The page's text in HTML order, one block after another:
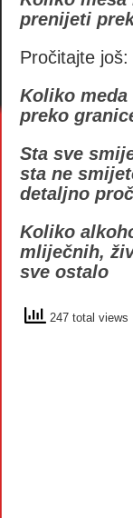
prenijeti
Pročitajte još:
Koliko
preko
Sta sve
sta ne
detaljno
Koliko
mliječnih,
sve ostalo
247 total views